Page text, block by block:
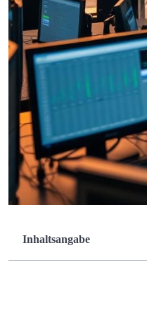
Inhaltsangabe